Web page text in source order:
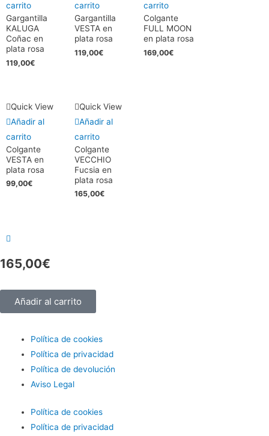
carrito
Gargantilla
KALUGA
Coñac en
plata rosa
119,00€
carrito
Gargantilla
VESTA en
plata rosa
119,00€
carrito
Colgante
FULL MOON
en plata rosa
169,00€
Quick View
Añadir al
carrito
Colgante
VESTA en
plata rosa
99,00€
Quick View
Añadir al
carrito
Colgante
VECCHIO
Fucsia en
plata rosa
165,00€
165,00€
Añadir al carrito
Política de cookies
Política de privacidad
Política de devolución
Aviso Legal
Política de cookies
Política de privacidad